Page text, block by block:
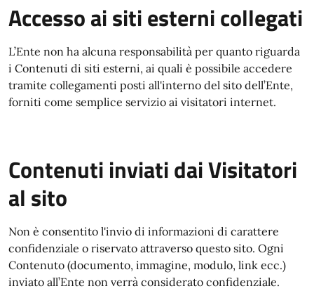
Accesso ai siti esterni collegati
L’Ente non ha alcuna responsabilità per quanto riguarda
i Contenuti di siti esterni, ai quali è possibile accedere
tramite collegamenti posti all'interno del sito dell’Ente,
forniti come semplice servizio ai visitatori internet.
Contenuti inviati dai Visitatori
al sito
Non è consentito l'invio di informazioni di carattere
confidenziale o riservato attraverso questo sito. Ogni
Contenuto (documento, immagine, modulo, link ecc.)
inviato all’Ente non verrà considerato confidenziale.